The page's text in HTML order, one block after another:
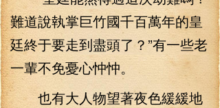
難道說執掌巨竹國千百萬年的皇
廷終于要走到盡頭了？”有一些老
一輩不免憂心忡忡。
也有大人物望著夜色緩緩地